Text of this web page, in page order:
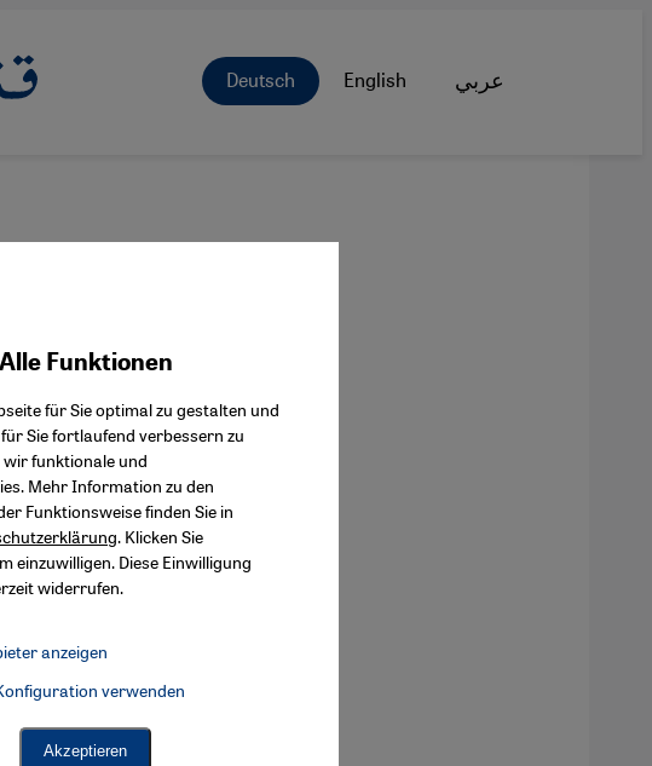
Deutsch English عربي
Alle Funktionen
für Sie optimal zu gestalten und
Sie fortlaufend verbessern zu
wir funktionale und
Mehr Information zu den
Funktionsweise finden Sie in
. Klicken Sie
einzuwilligen. Diese Einwilligung
widerrufen.
anzeigen
/ Facebook Connect, Google Maps Embed, Google Tag Manager, Instagram Embed,
/ Facebook Connect
Embed
verwenden
Akzeptieren